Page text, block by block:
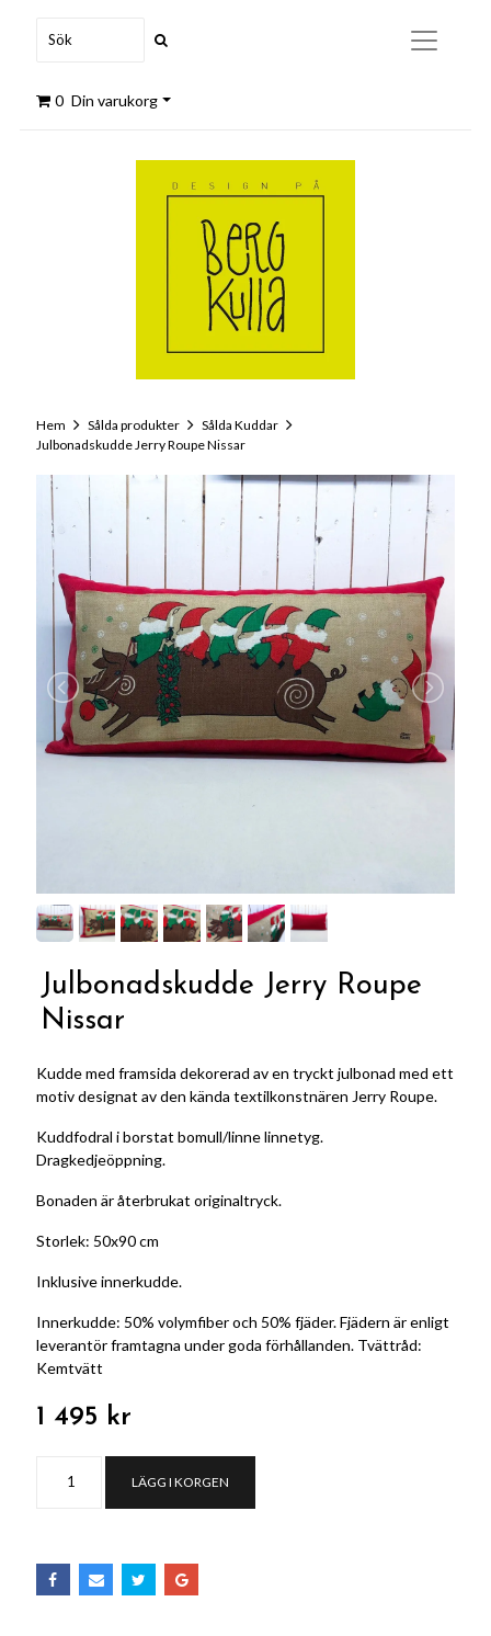
0 Din varukorg
Hem Sålda produkter
Sålda Kuddar
Julbonadskudde Jerry Roupe Nissar
Julbonadskudde Jerry Roupe
Nissar
Kudde med framsida dekorerad av en tryckt julbonad med ett
motiv designat av den kända textilkonstnären Jerry Roupe.
Kuddfodral i borstat bomull/linne linnetyg.
Dragkedjeöppning.
Bonaden är återbrukat originaltryck.
Storlek: 50x90 cm
Inklusive innerkudde.
Innerkudde: 50% volymfiber och 50% fjäder. Fjädern är enligt
leverantör framtagna under goda förhållanden. Tvättråd:
Kemtvätt
1 495 kr
LÄGG I KORGEN